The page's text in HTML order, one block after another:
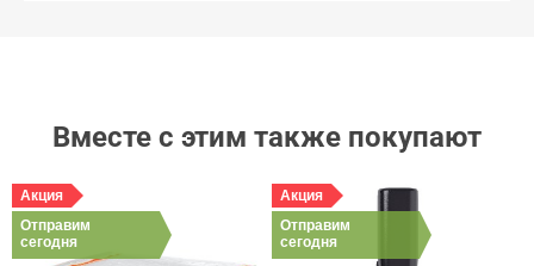
Вместе с этим также покупают
Акция
Отправим
сегодня
Акция
Отправим
сегодня